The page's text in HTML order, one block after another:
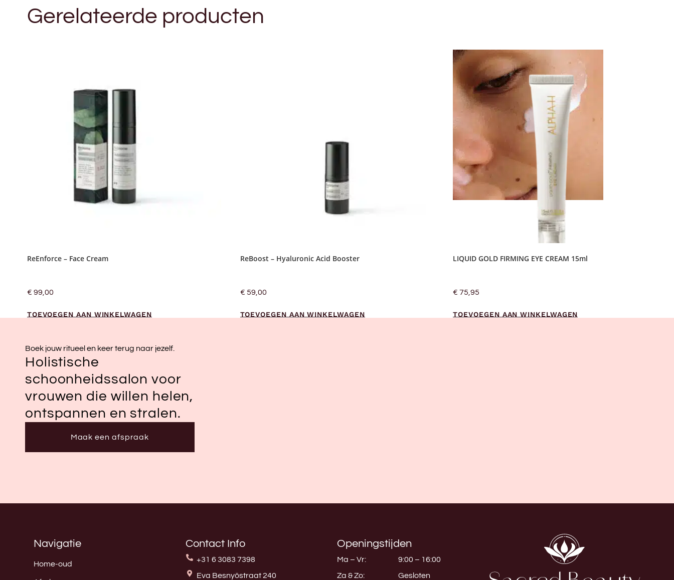
Gerelateerde producten
ReEnforce – Face Cream
€ 99,00
TOEVOEGEN AAN WINKELWAGEN
ReBoost – Hyaluronic Acid Booster
€ 59,00
TOEVOEGEN AAN WINKELWAGEN
LIQUID GOLD FIRMING EYE CREAM 15ml
€ 75,95
TOEVOEGEN AAN WINKELWAGEN
Boek jouw ritueel en keer terug naar jezelf.
Holistische
schoonheidssalon voor
vrouwen die willen helen,
ontspannen en stralen.
Maak een afspraak
Navigatie
Home-oud
Contact Info
+31 6 3083 7398
Eva Besnyöstraat 240
Openingstijden
Ma – Vr:
9:00 – 16:00
Za & Zo:
Gesloten